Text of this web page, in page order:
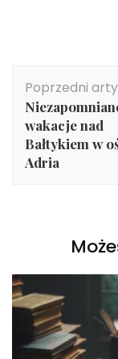
wpisu
Poprzedni
wakacje nad
Bałtykiem w
Adria